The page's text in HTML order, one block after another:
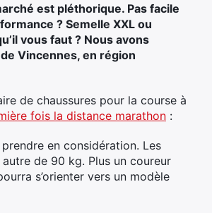
est pléthorique. Pas facile
? Semelle XXL ou
vous faut ? Nous avons
Vincennes, en région
de chaussures pour la course à
fois la distance marathon :
en considération. Les
de 90 kg. Plus un coureur
s’orienter vers un modèle